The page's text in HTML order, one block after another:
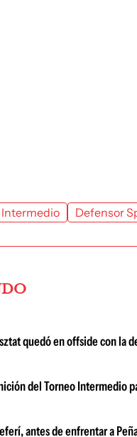
Intermedio Defensor
quedó en offside con la
del Torneo Intermedio
antes de enfrentar a